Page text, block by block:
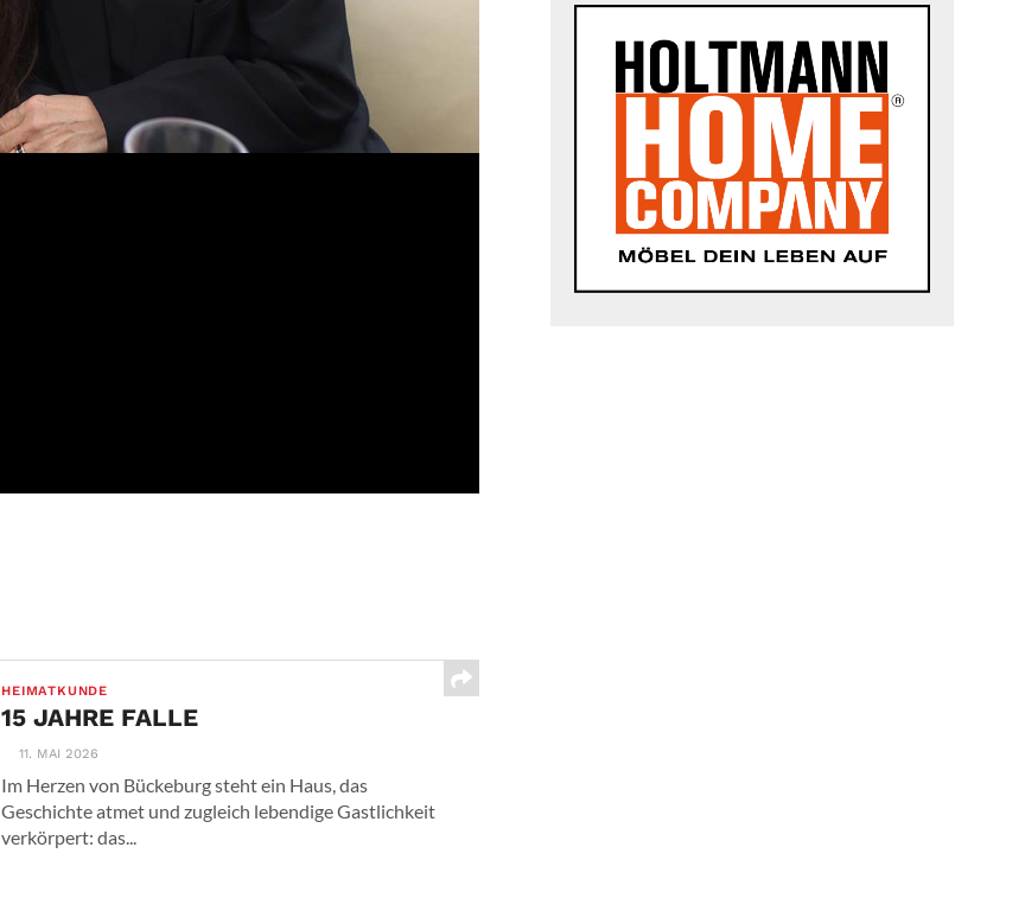
HEIMATKUNDE
15 JAHRE FALLE
11. MAI 2026
Im Herzen von Bückeburg steht ein Haus, das
Geschichte atmet und zugleich lebendige Gastlichkeit
verkörpert: das...